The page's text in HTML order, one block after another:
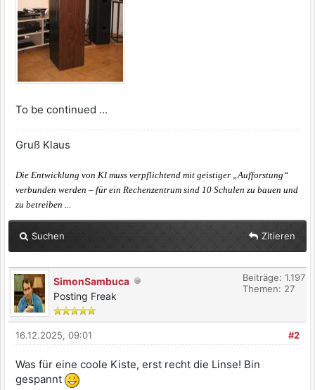
To be continued ...
Gruß Klaus
Die Entwicklung von KI muss verpflichtend mit geistiger „Aufforstung“
verbunden werden – für ein Rechenzentrum sind 10 Schulen zu bauen und
zu betreiben ...
Suchen Zitieren
SimonSambuca
Posting Freak
Beiträge: 1.197
Themen: 27
#2
16.12.2025, 09:01
Was für eine coole Kiste, erst recht die Linse! Bin
gespannt